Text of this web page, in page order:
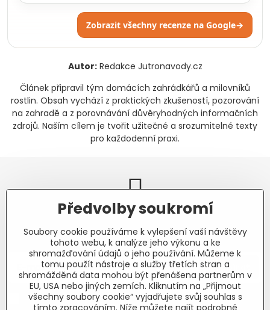
Zobrazit všechny recenze na Google→
Autor:Redakce Jutronavody.cz
Článek připravil tým domácích zahrádkářů a milovníků
rostlin. Obsah vychází z praktických zkušeností, pozorování
na zahradě a z porovnávání důvěryhodných informačních
zdrojů. Naším cílem je tvořit užitečné a srozumitelné texty
pro každodenní praxi.
Newsletter
Odebírat naše novinky:
Odebírat
Chci se přihlásit k odběru novinek e-mailem.
Předvolby soukromí
Soubory cookie používáme k vylepšení vaší návštěvy
tohoto webu, k analýze jeho výkonu a ke
shromažďování údajů o jeho používání. Můžeme k
tomu použít nástroje a služby třetích stran a
shromážděná data mohou být přenášena partnerům v
EU, USA nebo jiných zemích. Kliknutím na „Přijmout
všechny soubory cookie“ vyjadřujete svůj souhlas s
tímto zpracováním. Níže můžete najít podrobné